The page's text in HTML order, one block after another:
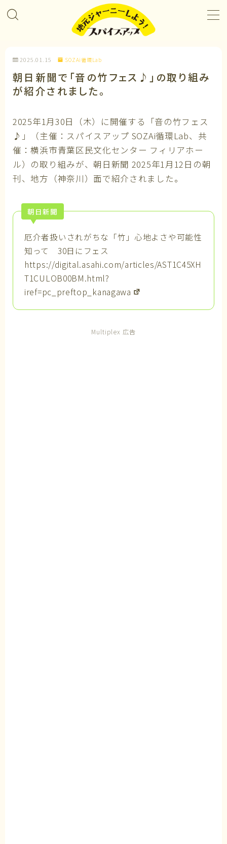
プロジェクト＆カレンダー
企業パートナー
メンバーになる
私たちについて
2025.01.15 SOZAi循環Lab
朝日新聞で「音の竹フェス♪」の取り組み
が紹介されました。
2025年1月30日（木）に開催する「音の竹フェス
♪」（主催：スパイスアップ SOZAi循環Lab、共
催：横浜市青葉区民文化センター フィリアホー
ル）の取り組みが、朝日新聞 2025年1月12日の朝
刊、地方（神奈川）面で紹介されました。
朝日新聞
厄介者扱いされがちな「竹」心地よさや可能性
知って 30日にフェス
https://digital.asahi.com/articles/AST1C45XH
T1CULOB00BM.html?
iref=pc_preftop_kanagawa
Multiplex 広告